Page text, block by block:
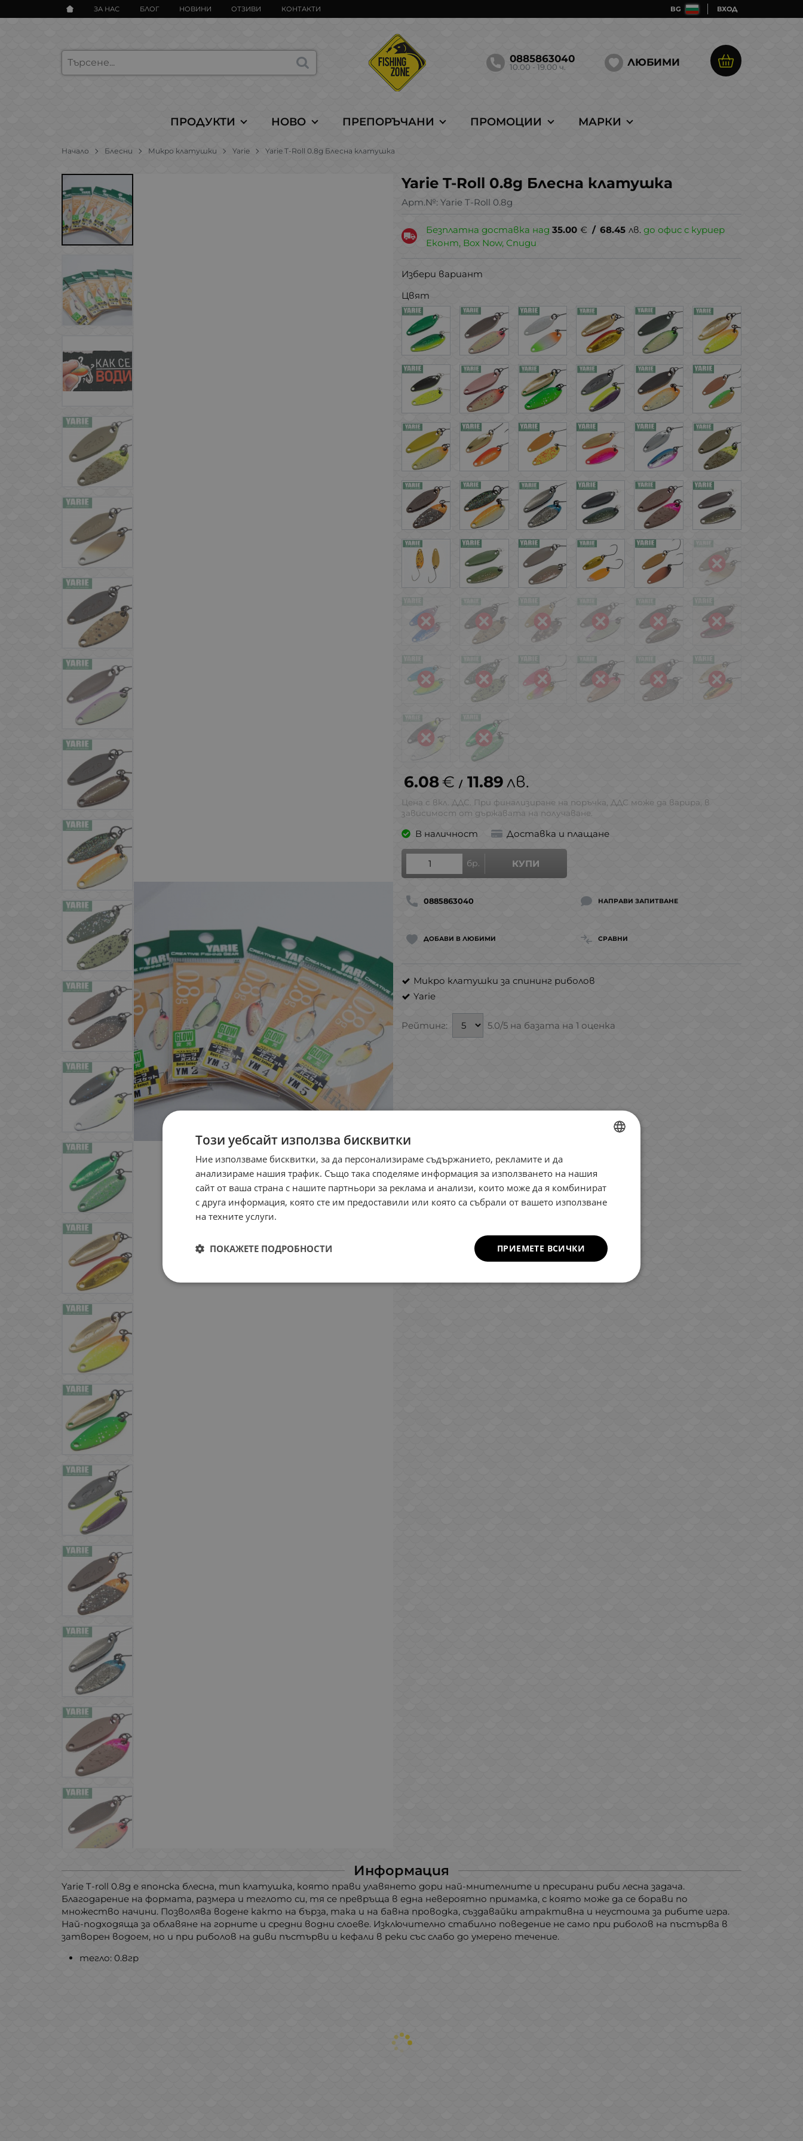
ЗА НАС БЛОГ НОВИНИ ОТЗИВИ КОНТАКТИ BG ВХОД
0885863040
10.00 - 19.00 ч. ЛЮБИМИ
ПРОДУКТИ ПРОМОЦИИ
НОВО ПРЕПОРЪЧАНИ МАРКИ
Начало Блесни Микро клатушки Yarie Yarie T-Roll 0.8g Блесна клатушка
Yarie T-Roll 0.8g Блесна клатушка
Арт.№: Yarie T-Roll 0.8g
Безплатна доставка над35.00 € / 68.45 лв. до офис с куриер
Еконт, Box Now, Спиди
Избери вариант
Цвят
6.08€ / 11.89лв.
Цена с вкл. ДДС. При финализиране на поръчка, ДДС може да варира, в
зависимост от държавата на получаване.
В наличност Доставка и плащане
бр. КУПИ
0885863040 НАПРАВИ ЗАПИТВАНЕ
ДОБАВИ В ЛЮБИМИ СРАВНИ
Микро клатушки за спининг риболов
Yarie
Рейтинг: 5.0/5 на базата на 1 оценка
Информация
Yarie T-roll 0.8g е японска блесна, тип клатушка, която прави улавянето дори най-мнителните и пресирани риби лесна задача.
Благодарение на формата, размера и теглото си, тя се превръща в една невероятно примамка, с която може да се борави по
множество начини. Позволява водене както на бърза, така и на бавна проводка, създавайки атрактивна и неустоима за рибите игра.
Най-подходяща за облавяне на горните и средни водни слоеве. Изключително стабилно поведение не само при риболов на пъстърва в
затворен водоем, но и при риболов на диви пъстърви и кефали в реки със слабо до умерено течение.
тегло: 0.8гр
ENGLISH
Този уебсайт използва бисквитки
Ние използваме бисквитки, за да персонализираме съдържанието, рекламите и да
анализираме нашия трафик. Също така споделяме информация за използването на нашия
сайт от ваша страна с нашите партньори за реклама и анализи, които може да я комбинират
с друга информация, която сте им предоставили или която са събрали от вашето използване
на техните услуги.
ПРИЕМЕТЕ ВСИЧКИ
ПОКАЖЕТЕ ПОДРОБНОСТИ